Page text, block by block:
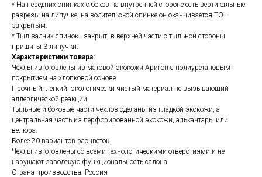
* На передних спинках с боков на внутренней стороне есть вертикальные
разрезы на липучке, на водительской спинке он оканчивается ТО -
закрытым.
* Тыл задних спинок - закрыт, в верхней части с тыльной стороны
пришиты 3 липучки.
Характеристики товара:
Чехлы изготовлены из матовой экокожи Аригон с полиуретановым
покрытием на хлопковой основе.
Прочный, легкий, экологически чистый материал не вызывающий
аллергической реакции.
Тыльные и боковые части чехлов сделаны из гладкой экокожи, а
центральная часть из перфорированной экокожи, алькантары или
велюра.
Более 20 вариантов расцветок.
Чехлы изготовлены со всеми технологическими отверстиями и не
нарушают заводскую функциональность салона.
Страна производства: Россия